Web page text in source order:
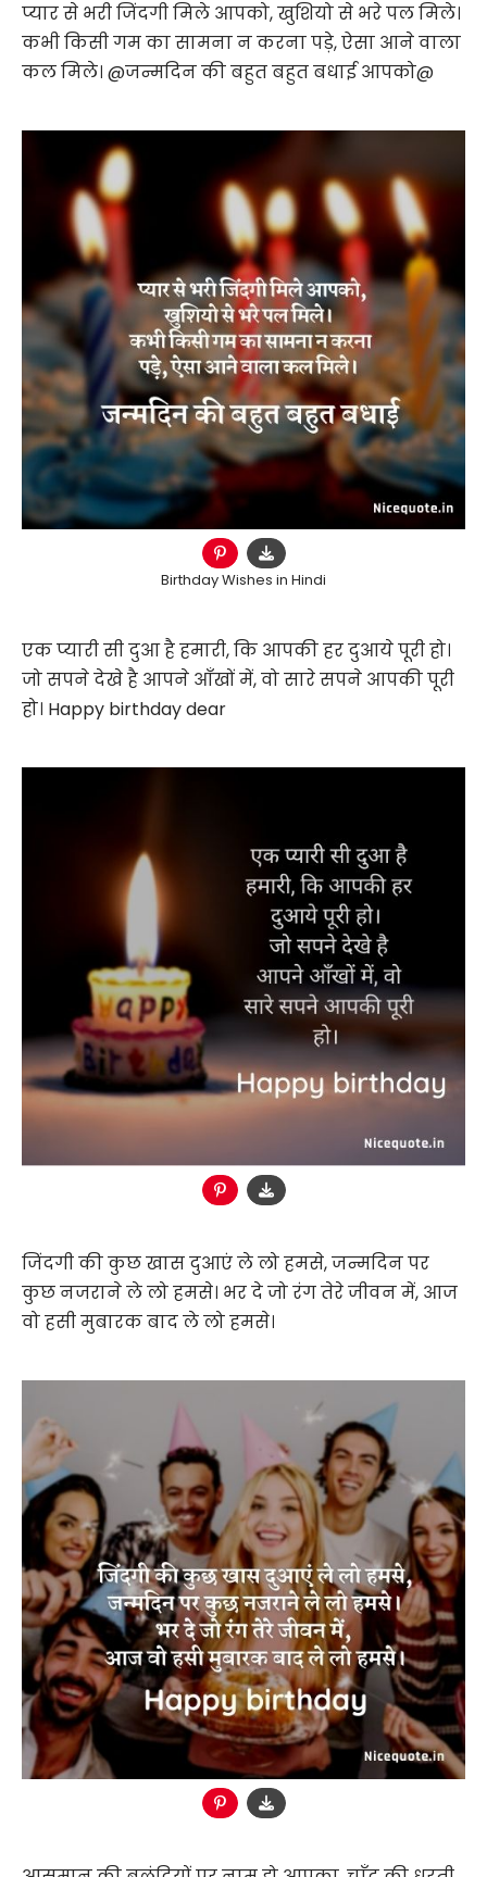
प्यार से भरी जिंदगी मिले आपको, खुशियो से भरे पल मिले।
कभी किसी गम का सामना न करना पड़े, ऐसा आने वाला
कल मिले। @जन्मदिन की बहुत बहुत बधाई आपको@
Birthday Wishes in Hindi
एक प्यारी सी दुआ है हमारी, कि आपकी हर दुआये पूरी हो।
जो सपने देखे है आपने आँखों में, वो सारे सपने आपकी पूरी
हो। Happy birthday dear
जिंदगी की कुछ खास दुआएं ले लो हमसे, जन्मदिन पर
कुछ नजराने ले लो हमसे। भर दे जो रंग तेरे जीवन में, आज
वो हसी मुबारक बाद ले लो हमसे।